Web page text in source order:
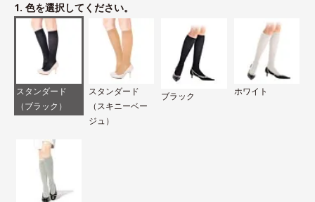
1. 色を選択してください。
スタンダード
（ブラック）
スタンダード
（スキニーベー
ジュ）
ブラック ホワイト